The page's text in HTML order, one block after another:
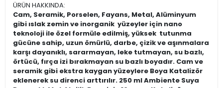
ÜRÜN HAKKINDA:
Cam, Seramik, Porselen, Fayans, Metal, Alüminyum
gibi ıslak zemin ve inorganik yüzeyler için nano
teknoloji ile özel formüle edilmiş, yüksek tutunma
gücüne sahip, uzun ömürlü, darbe, çizik ve aşınmalara
karşı dayanıklı, sararmayan, leke tutmayan, su bazlı,
örtücü, fırça izi bırakmayan su bazlı boyadır. Cam ve
seramik gibi ekstra kaygan yüzeylere Boya Katalizör
eklenerek su direnci arttırılır. 250 ml Ambiente Suya